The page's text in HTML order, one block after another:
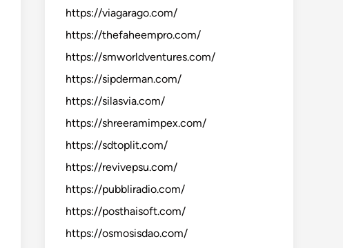
https://viagarago.com/
https://thefaheempro.com/
https://smworldventures.com/
https://sipderman.com/
https://silasvia.com/
https://shreeramimpex.com/
https://sdtoplit.com/
https://revivepsu.com/
https://pubbliradio.com/
https://posthaisoft.com/
https://osmosisdao.com/